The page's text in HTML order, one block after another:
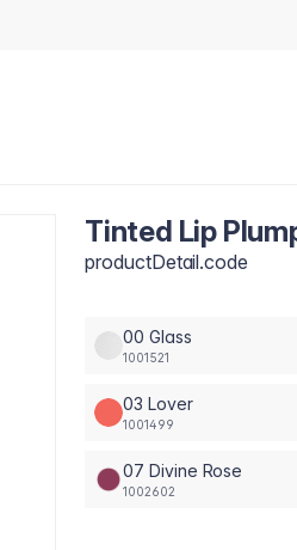
Tinted Lip
productDetail.code
00 Glass
1001521
03 Lover
1001499
07 Divine Rose
1002602